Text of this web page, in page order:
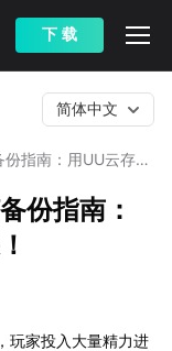
下 载
指南：用UU云存档
简体中文
份指南：
玩家投入大量精力进